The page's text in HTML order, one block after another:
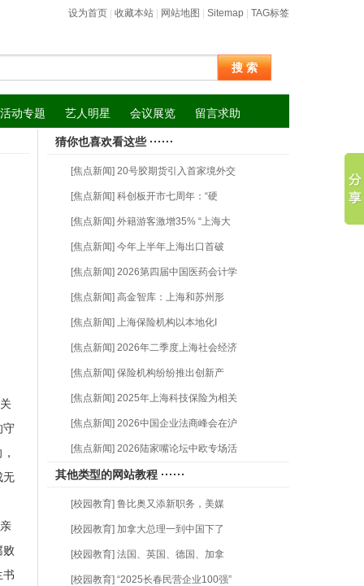
设为首页 收藏本站 网站地图 Sitemap TAG标签
搜 索
活动专题 艺人明星 会议展览 留言求助
守
无
败
书
猜你也喜欢看这些 ······
[焦点新闻] 20号胶期货引入首家境外交
[焦点新闻] 科创板开市七周年：“硬
[焦点新闻] 外籍游客激增35% “上海大
[焦点新闻] 今年上半年上海出口首破
[焦点新闻] 2026第四届中国医药会计学
[焦点新闻] 高金智库：上海和苏州形
[焦点新闻] 上海保险机构以本地化I
[焦点新闻] 2026年二季度上海社会经济
[焦点新闻] 保险机构纷纷推出创新产
[焦点新闻] 2025年上海科技保险为相关
[焦点新闻] 2026中国企业法商峰会在沪
[焦点新闻] 2026陆家嘴论坛中欧专场活
其他类型的网站教程 ······
[校园教育] 鲁比奥又添新职务，美媒
[校园教育] 加拿大总理一到中国下了
[校园教育] 法国、英国、德国、加拿
[校园教育] “2025长春民营企业100强”